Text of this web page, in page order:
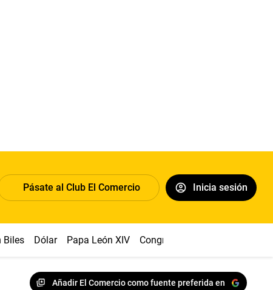
Pásate al Club El Comercio Inicia sesión
Biles Dólar Papa León XIV Congreso
Añadir El Comercio como fuente preferida en